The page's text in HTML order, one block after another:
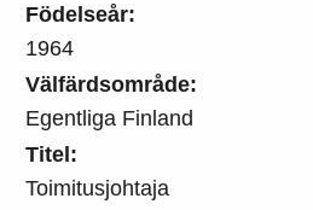
Födelseår:
1964
Välfärdsområde:
Egentliga Finland
Titel:
Toimitusjohtaja